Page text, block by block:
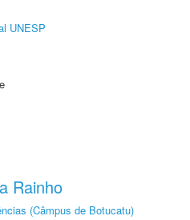
UNESP
Rainho
(Câmpus de Botucatu)